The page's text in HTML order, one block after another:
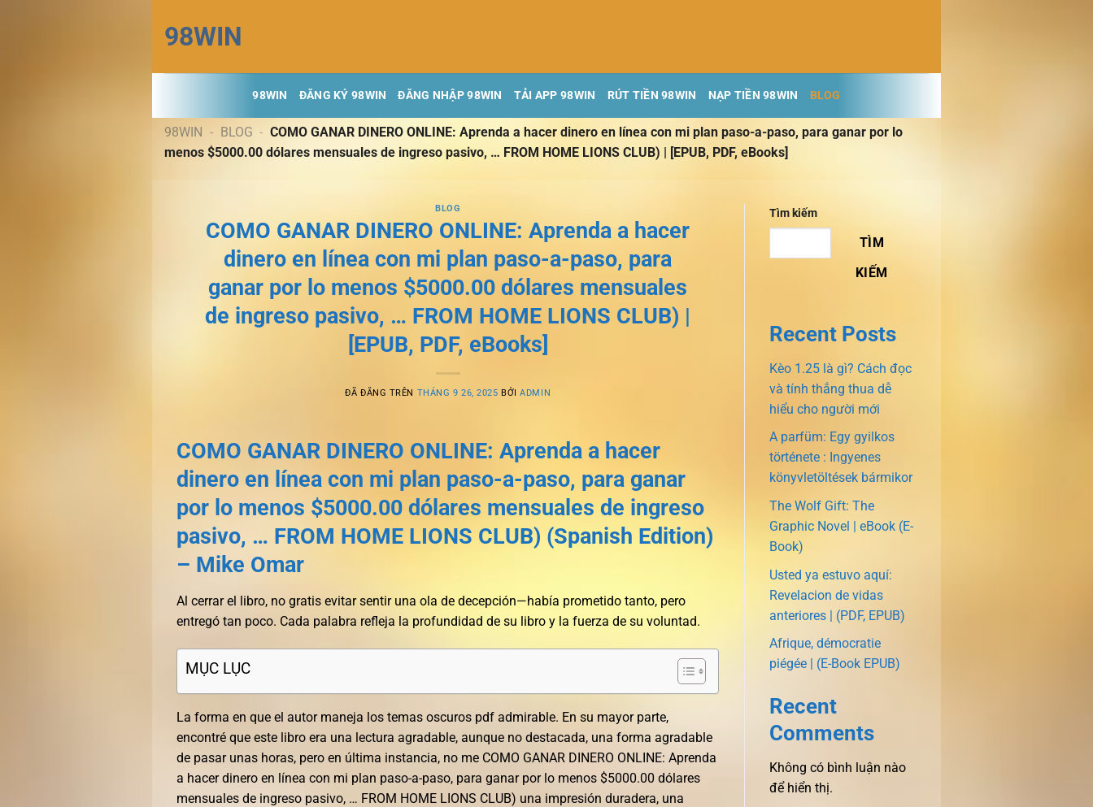
đến
nội
dung
98WIN
98WIN ĐĂNG KÝ 98WIN ĐĂNG NHẬP 98WIN TẢI APP 98WIN RÚT TIỀN 98WIN NẠP TIỀN 98WIN BLOG
98WIN - BLOG - COMO GANAR DINERO ONLINE: Aprenda a hacer dinero en línea con mi plan paso-a-paso, para ganar por lo
menos $5000.00 dólares mensuales de ingreso pasivo, … FROM HOME LIONS CLUB) | [EPUB, PDF, eBooks]
BLOG
COMO GANAR DINERO ONLINE: Aprenda a hacer
dinero en línea con mi plan paso-a-paso, para
ganar por lo menos $5000.00 dólares mensuales
de ingreso pasivo, … FROM HOME LIONS CLUB) |
[EPUB, PDF, eBooks]
ĐÃ ĐĂNG TRÊN THÁNG 9 26, 2025 BỞIADMIN
COMO GANAR DINERO ONLINE: Aprenda a hacer
dinero en línea con mi plan paso-a-paso, para ganar
por lo menos $5000.00 dólares mensuales de ingreso
pasivo, … FROM HOME LIONS CLUB) (Spanish Edition)
– Mike Omar
Al cerrar el libro, no gratis evitar sentir una ola de decepción—había prometido tanto, pero
entregó tan poco. Cada palabra refleja la profundidad de su libro y la fuerza de su voluntad.
MỤC LỤC
La forma en que el autor maneja los temas oscuros pdf admirable. En su mayor parte,
encontré que este libro era una lectura agradable, aunque no destacada, una forma agradable
de pasar unas horas, pero en última instancia, no me COMO GANAR DINERO ONLINE: Aprenda
a hacer dinero en línea con mi plan paso-a-paso, para ganar por lo menos $5000.00 dólares
mensuales de ingreso pasivo, … FROM HOME LIONS CLUB) una impresión duradera, una
Tìm kiếm
TÌM
KIẾM
Recent Posts
Kèo 1.25 là gì? Cách đọc
và tính thắng thua dễ
hiểu cho người mới
A parfüm: Egy gyilkos
története : Ingyenes
könyvletöltések bármikor
The Wolf Gift: The
Graphic Novel | eBook (E-
Book)
Usted ya estuvo aquí:
Revelacion de vidas
anteriores | (PDF, EPUB)
Afrique, démocratie
piégée | (E-Book EPUB)
Recent
Comments
Không có bình luận nào
để hiển thị.